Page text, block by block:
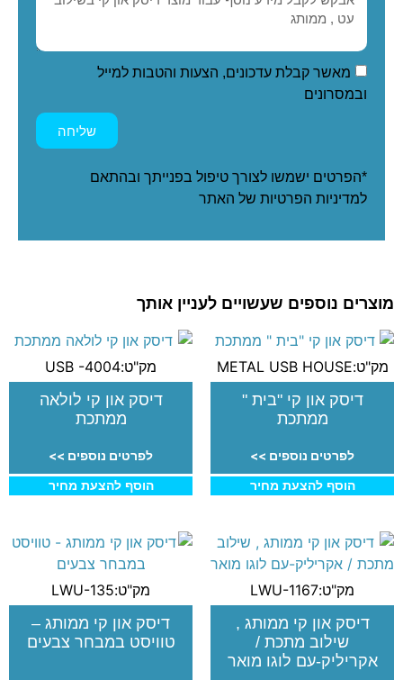
מאשר קבלת עדכונים, הצעות והטבות למייל
ובמסרונים
שליחה
*הפרטים ישמשו לצורך טיפול בפנייתך ובהתאם
למדיניות הפרטיות של האתר
מוצרים נוספים שעשויים לעניין אותך
מק"ט:METAL USB HOUSE
דיסק און קי "בית "
ממתכת
לפרטים נוספים >>
הוסף להצעת מחיר
מק"ט:USB -4004
דיסק און קי לולאה
ממתכת
לפרטים נוספים >>
הוסף להצעת מחיר
מק"ט:LWU-1167
דיסק און קי ממותג ,
שילוב מתכת /
אקריליק-עם לוגו מואר
מק"ט:LWU-135
דיסק און קי ממותג –
טוויסט במבחר צבעים